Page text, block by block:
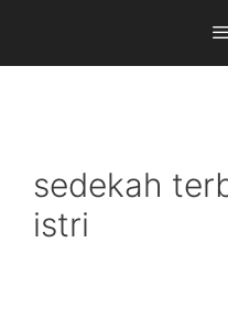
content
sedekah
istri